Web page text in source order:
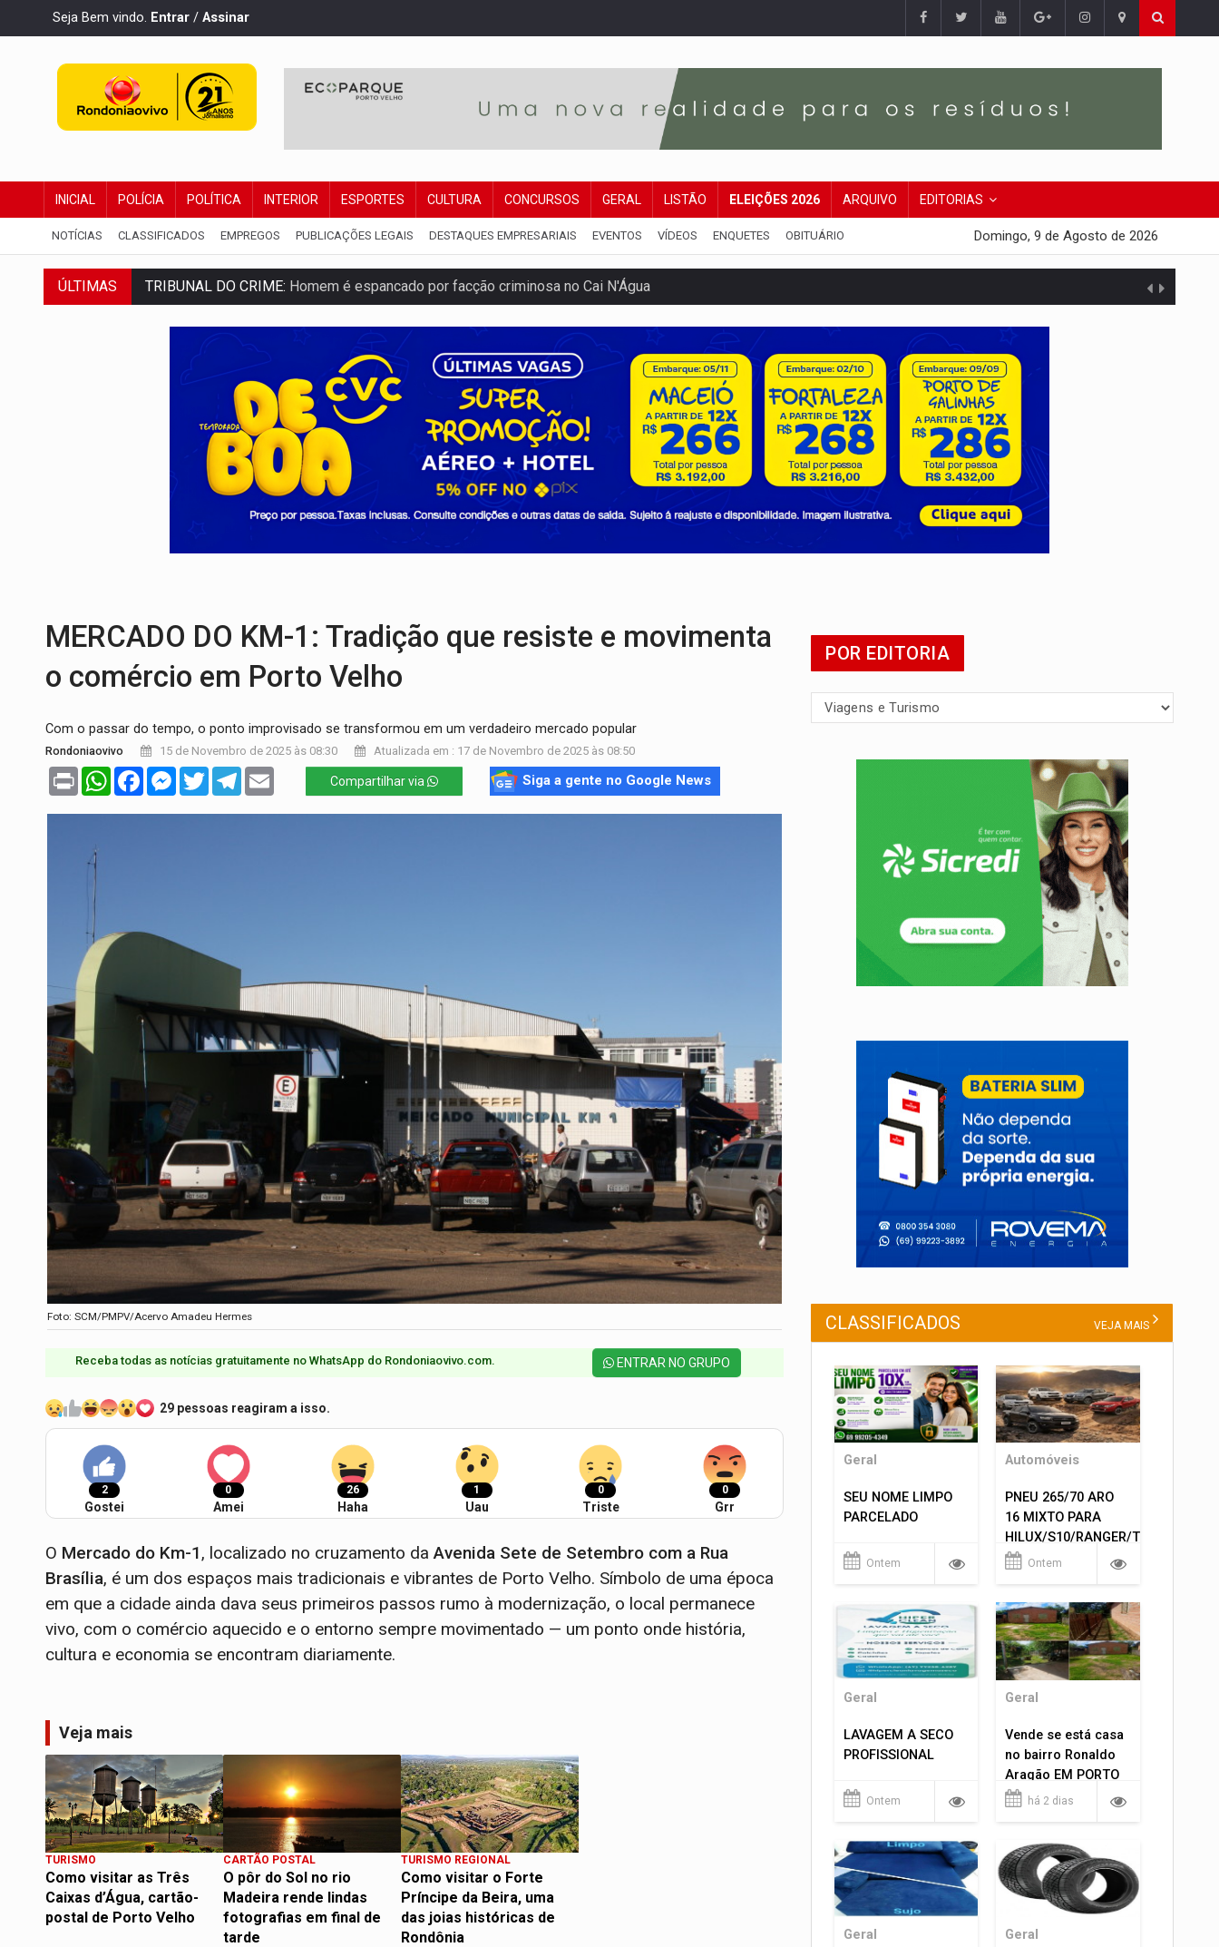
Seja Bem vindo. Entrar / Assinar
INICIAL POLÍCIA POLÍTICA INTERIOR ESPORTES CULTURA CONCURSOS GERAL LISTÃO ELEIÇÕES 2026 ARQUIVO EDITORIAS
NOTÍCIAS CLASSIFICADOS EMPREGOS PUBLICAÇÕES LEGAIS DESTAQUES EMPRESARIAIS EVENTOS VÍDEOS ENQUETES OBITUÁRIO Domingo, 9 de Agosto de 2026
ÚLTIMAS VÍDEO:Perseguição é registrada no shopping após colombiana furtar celular de menina
LUDOPATIA:Apostas online começam a afetar produtividade e rotina nas empresas
REFLORESTAMENTO: Plantar árvores não será mais suficiente para comprovar área recuperado
OVNIS NA LUA: Cientistas alertam para possível base secreta no satélite natural da Terra
ACABOU COM PEUGEOT:Incêndio destrói carro que era rebocado para oficina no Centro de Porto Velho
Ladrão é filmado furtando moto na frente do bar da Marleide
Iniciativa Amazônia+10 lança chamada para fortalecer cadeias da sociobioeconomia
Brasil tem grandes reservas de urânio, mas produz pouco e importa combustível
MERCADO DO KM-1: Tradição que resiste e movimenta
o comércio em Porto Velho
Com o passar do tempo, o ponto improvisado se transformou em um verdadeiro mercado popular
Rondoniaovivo 15 de Novembro de 2025 às 08:30 Atualizada em : 17 de Novembro de 2025 às 08:50
Print WhatsAppFacebookMessenger
TwitterTelegram Compartilhar via Siga a gente no Google News
Foto: SCM/PMPV/Acervo Amadeu Hermes
Receba todas as notícias gratuitamente no WhatsApp do Rondoniaovivo.com.​ ENTRAR NO GRUPO
29 pessoas reagiram a isso.
2
Gostei
0
Amei
26
Haha
1
Uau
0
Triste
0
Grr
O Mercado do Km-1, localizado no cruzamento daAvenida Sete de Setembro com a Rua
Brasília, é um dos espaços mais tradicionais e vibrantes de Porto Velho. Símbolo de uma época
em que a cidade ainda dava seus primeiros passos rumo à modernização, o local permanece
vivo, com o comércio aquecido e o entorno sempre movimentado — um ponto onde história,
cultura e economia se encontram diariamente.
Veja mais
TURISMO
Como visitar as Três
Caixas d’Água, cartão-
postal de Porto Velho
CARTÃO POSTAL
O pôr do Sol no rio
Madeira rende lindas
fotografias em final de
tarde
TURISMO REGIONAL
Como visitar o Forte
Príncipe da Beira, uma
das joias históricas de
Rondônia
POR EDITORIA
CLASSIFICADOS VEJA MAIS
Geral
SEU NOME LIMPO
PARCELADO
Ontem
Automóveis
PNEU 265/70 ARO
16 MIXTO PARA
HILUX/S10/RANGER/TRITON
ETC... MONTAGEM
Ontem
Geral
LAVAGEM A SECO
PROFISSIONAL
Ontem
Geral
Vende se está casa
no bairro Ronaldo
Aragão EM PORTO
VELHO RO.
há 2 dias
Geral Geral